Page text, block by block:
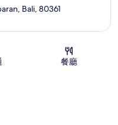
Bali, 80361
餐廳